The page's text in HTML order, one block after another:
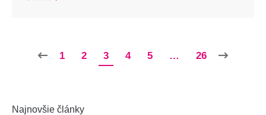
1 2 3 4 5 … 26
Najnovšie články